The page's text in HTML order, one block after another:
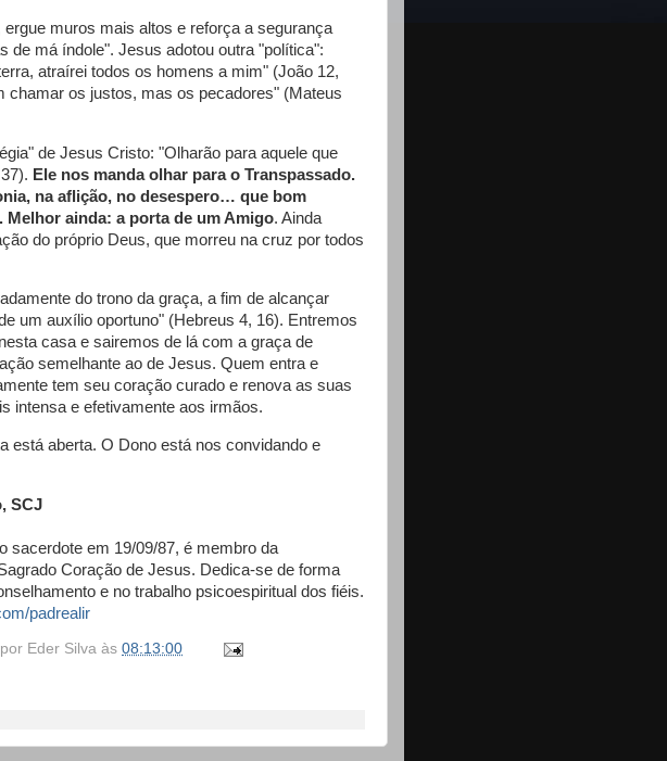
muros mais altos e reforça a segurança
de má índole". Jesus adotou outra "política":
atraírei todos os homens a mim" (João 12,
chamar os justos, mas os pecadores" (Mateus
de Jesus Cristo: "Olharão para aquele que
Ele nos manda olhar para o Transpassado.
na aflição, no desespero… que bom
ainda: a porta de um Amigo. Ainda
do próprio Deus, que morreu na cruz por todos
do trono da graça, a fim de alcançar
um auxílio oportuno" (Hebreus 4, 16). Entremos
casa e sairemos de lá com a graça de
semelhante ao de Jesus. Quem entra e
tem seu coração curado e renova as suas
intensa e efetivamente aos irmãos.
está aberta. O Dono está nos convidando e
SCJ
sacerdote em 19/09/87, é membro da
Coração de Jesus. Dedica-se de forma
e no trabalho psicoespiritual dos fiéis.
padrealir
Eder Silva às 08:13:00